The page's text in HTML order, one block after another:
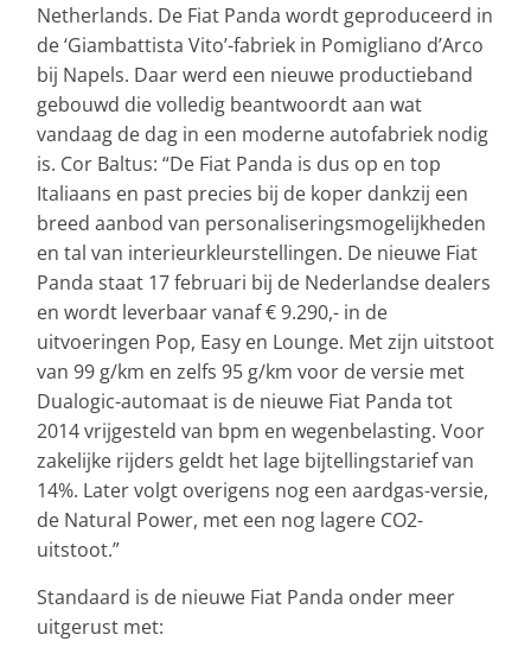
Netherlands. De Fiat Panda wordt geproduceerd in
de ‘Giambattista Vito’-fabriek in Pomigliano d’Arco
bij Napels. Daar werd een nieuwe productieband
gebouwd die volledig beantwoordt aan wat
vandaag de dag in een moderne autofabriek nodig
is. Cor Baltus: “De Fiat Panda is dus op en top
Italiaans en past precies bij de koper dankzij een
breed aanbod van personaliseringsmogelijkheden
en tal van interieurkleurstellingen. De nieuwe Fiat
Panda staat 17 februari bij de Nederlandse dealers
en wordt leverbaar vanaf € 9.290,- in de
uitvoeringen Pop, Easy en Lounge. Met zijn uitstoot
van 99 g/km en zelfs 95 g/km voor de versie met
Dualogic-automaat is de nieuwe Fiat Panda tot
2014 vrijgesteld van bpm en wegenbelasting. Voor
zakelijke rijders geldt het lage bijtellingstarief van
14%. Later volgt overigens nog een aardgas-versie,
de Natural Power, met een nog lagere CO2-
uitstoot.”
Standaard is de nieuwe Fiat Panda onder meer
uitgerust met: